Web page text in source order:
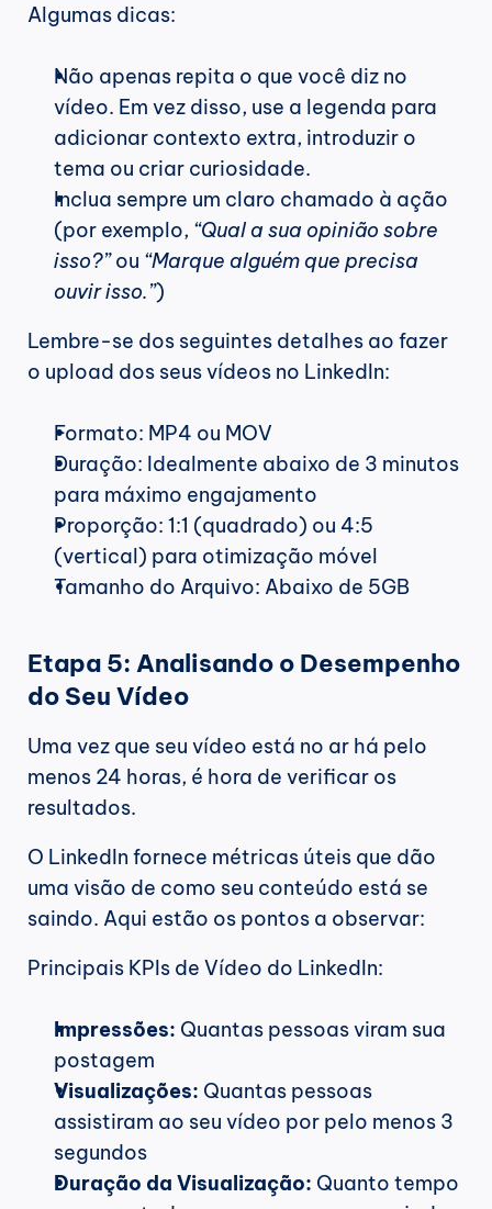
Algumas dicas:
Não apenas repita o que você diz no
vídeo. Em vez disso, use a legenda para
adicionar contexto extra, introduzir o
tema ou criar curiosidade.
Inclua sempre um claro chamado à ação
(por exemplo, “Qual a sua opinião sobre
isso?” ou “Marque alguém que precisa
ouvir isso.”)
Lembre-se dos seguintes detalhes ao fazer
o upload dos seus vídeos no LinkedIn:
Formato: MP4 ou MOV
Duração: Idealmente abaixo de 3 minutos
para máximo engajamento
Proporção: 1:1 (quadrado) ou 4:5
(vertical) para otimização móvel
Tamanho do Arquivo: Abaixo de 5GB
Etapa 5: Analisando o Desempenho
do Seu Vídeo
Uma vez que seu vídeo está no ar há pelo
menos 24 horas, é hora de verificar os
resultados.
O LinkedIn fornece métricas úteis que dão
uma visão de como seu conteúdo está se
saindo. Aqui estão os pontos a observar:
Principais KPIs de Vídeo do LinkedIn:
Impressões: Quantas pessoas viram sua
postagem
Visualizações: Quantas pessoas
assistiram ao seu vídeo por pelo menos 3
segundos
Duração da Visualização: Quanto tempo